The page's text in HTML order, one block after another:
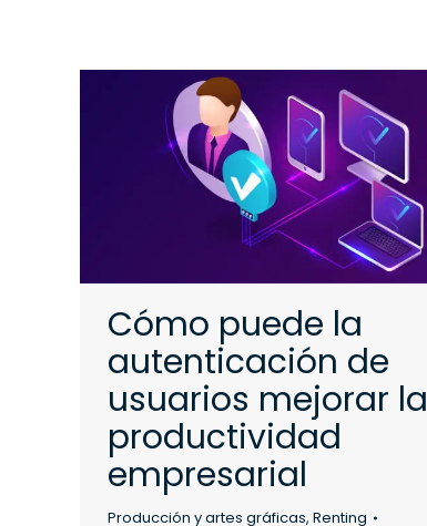
Cómo puede la
autenticación de
usuarios mejorar la
productividad
empresarial
Producción y artes gráficas, Renting